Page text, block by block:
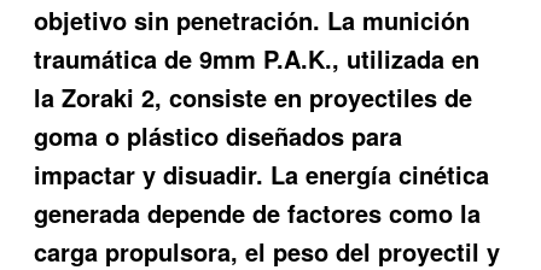
objetivo sin penetración. La munición
traumática de 9mm P.A.K., utilizada en
la Zoraki 2, consiste en proyectiles de
goma o plástico diseñados para
impactar y disuadir. La energía cinética
generada depende de factores como la
carga propulsora, el peso del proyectil y